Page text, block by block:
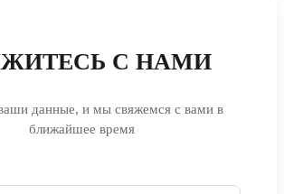
С НАМИ
данные, и мы свяжемся с вами в
ближайшее время